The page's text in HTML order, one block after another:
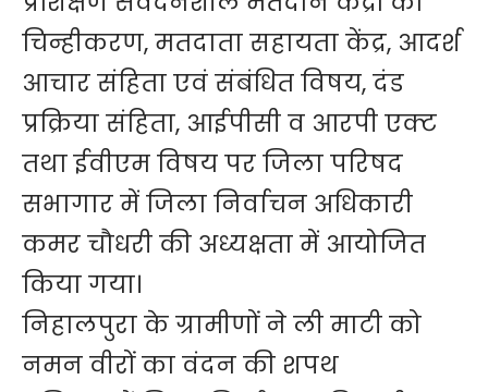
चिन्हीकरण, मतदाता सहायता केंद्र, आदर्श
आचार संहिता एवं संबंधित विषय, दंड
प्रक्रिया संहिता, आईपीसी व आरपी एक्ट
तथा ईवीएम विषय पर जिला परिषद
सभागार में जिला निर्वाचन अधिकारी
कमर चौधरी की अध्यक्षता में आयोजित
किया गया।
निहालपुरा के ग्रामीणों ने ली माटी को
नमन वीरों का वंदन की शपथ